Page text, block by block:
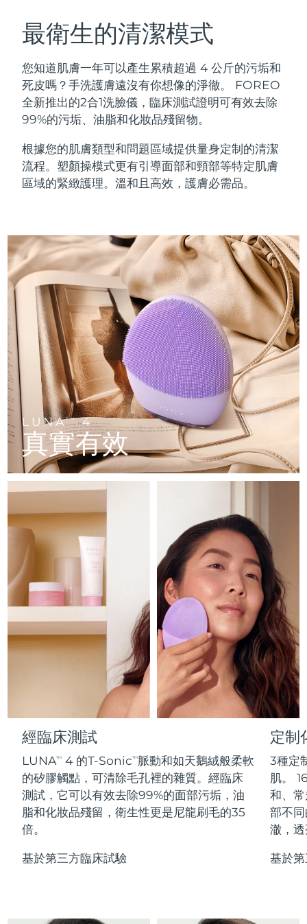
最衛生的清潔模式
您知道肌膚一年可以產生累積超過 4 公斤的污垢和
死皮嗎？手洗護膚遠沒有你想像的淨徹。 FOREO
全新推出的2合1洗臉儀，臨床測試證明可有效去除
99%的污垢、油脂和化妝品殘留物。
根據您的肌膚類型和問題區域提供量身定制的清潔
流程。塑顏操模式更有引導面部和頸部等特定肌膚
區域的緊緻護理。溫和且高效，護膚必需品。
LUNATM4
真實有效
經臨床測試
LUNATM 4 的T-SonicTM脈動和如天鵝絨般柔軟
的矽膠觸點，可清除毛孔裡的雜質。經臨床
測試，它可以有效去除99%的面部污垢，油
脂和化妝品殘留，衛生性更是尼龍刷毛的35
倍。
基於第三方臨床試驗
定制
3種定
肌。
和、
部不
澈，
基於
面部清潔
LUNA™ 4 套裝
Anti-aging massage
LUNA™ 4 Plus
LUNA™ 4 Men
For men, anti-aging massage
LUNA™ 4 mini
For young skin, T-zone
LUNA™ 4 go
For travel or gym bag
LUNA™護膚
Premium cleansers & balm
LUNA™ 設備
All facial cleansing devices
緊致提拉
BEAR™ 2 套裝
Microcurrent toning
BEAR™ 2 go
BEAR™ 2 eyes & lips
Microcurrent line smoothing device
面部提拉護理
Premium anti-aging skincare
BEAR™ 設備
All premium facelift devices
補水保濕
UFO™ 3 套裝
UFO™ 3 LED
Near-infrared and red light therapy
device
UFO™ 3 mini
Red light therapy device for young skin
UFO™ 3 go
Portable red light therapy
面膜
Rejuvenation & hydration
UFO™ 設備
All deep facial hydration devices
口腔護理
issa™ 4
issa™ 4 plus
Smart hybrid silicone sonic toothbrush
issa™ 4 smile
Hybrid silicone sonic toothbrush
issa™ 4 baby
For ages 0-3
issa™ Teeth Whitening Set
ISSA™ 設備
All silicone sonic toothbrushes
抗老
FAQ™ 101
Clinical anti-aging
FAQ™ 102
Advanced clinical anti-aging
FAQ™ 103
Luxurious clinical anti-aging set
FAQ™ P1 Primer
Manuka honey primer
FAQ™護膚品
All FAQ™ skincare
FAQ™產品
All anti-aging treatments
LED 護理
NEW
FAQ™ 201
LED mask
FAQ™ 202
LED mask
FAQ™ 211
Anti-aging neck & décolleté LED mask
FAQ™ 221
Anti-aging LED hand mask
FAQ™護膚品
All FAQ™ skincare
FAQ™產品
All LED treatments
生髮
FAQ™ 301
LED hair strengthening scalp massager
FAQ™ Scalp Serum
Scalp recovery probiotic serum
FAQ™護膚品
All FAQ™ skincare
FAQ™產品
All hair treatments
肌膚年輕化
NEW
FAQ™ 501
Full-Spectrum Red Light Therapy
FAQ™ 502
Full-Spectrum Red Light Therapy
FAQ™ Red Light Serum
FAQ™ skincare
All FAQ™ skincare
FAQ™ products
All toning treatments
保健品
NEW
專業治療
脫毛
PEACH™ 2 Pro Max
Professional IPL hair removal device
PEACH™ 2
IPL hair removal
PEACH™ 2 go
Travel-friendly IPL hair removal
PEACH™ Cooling Prep Gel
身體護理
BEAR™ 2 body
Microcurrent body toning
LUNA™ 4 body
Massaging body brush
SUPERCHARGED™ serum
Firming body serum
ESPADA™ 2 plus
Recurring acne LED therapy
ESPADA™ 2
Acne treatment device
ESPADA™ Blemish Solution
眼部護理
BEAR™ 2 eyes & lips
Microcurrent line smoothing device
IRIS™ 2
Rejuvenating eye massager
眼部護膚
毛孔護理
KIWI™ derma
Diamond microdermabrasion .
Blackhead remover
LUNA™ 4 hair
2-in-1 LED scalp massager
LED light hairbrush
牙齒美白
NEW
issa™ Teeth Whitening Set
Dual LED + sonic device & 18% PAP gel
issa™ Teeth Whitening Gel
更多的
奧地利 預計送達日期
比利時 預計送達日期 09/08/2026
百慕達 預計送達日期
波士尼亞與赫塞哥維納 預計送達日期12/08/2026
汶萊 預計送達日期14/08/2026
加拿大 預計送達日期13/08/2026
智利 預計送達日期 13/08/2026
中國 預計送達日期09/08/2026
哥倫比亞 預計送達日期13/08/2026
克羅埃西亞 預計送達日期 09/08/2026
賽普勒斯 預計送達日期10/08/2026
捷克 預計送達日期09/08/2026
丹麥 預計送達日期09/08/2026
芬蘭 預計送達日期 09/08/2026
法國 預計送達日期 09/08/2026
法屬玻里尼西亞 預計送達日期13/08/2026
德國 預計送達日期09/08/2026
預計送達日期13/08/2026
預計送達日期 09/08/2026
中國香港特別行政區 10/08/2026
匈牙利 預計送達日期09/08/2026
冰島 預計送達日期10/08/2026
印尼 07/08/2026
愛爾蘭 09/08/2026